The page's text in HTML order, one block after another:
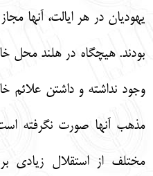
يهوديان در هر ايالت، آنها
بودند. هيچگاه در هلند محل
وجود نداشته و داشتن
مذهب آنها صورت نگرفته
مختلف از استقلال زيادي